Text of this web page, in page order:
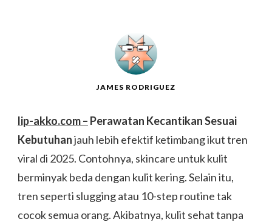
JAMES RODRIGUEZ
lip-akko.com – Perawatan Kecantikan Sesuai
Kebutuhanjauh lebih efektif ketimbang ikut tren
viral di 2025. Contohnya, skincare untuk kulit
berminyak beda dengan kulit kering. Selain itu,
tren seperti slugging atau 10-step routine tak
cocok semua orang. Akibatnya, kulit sehat tanpa